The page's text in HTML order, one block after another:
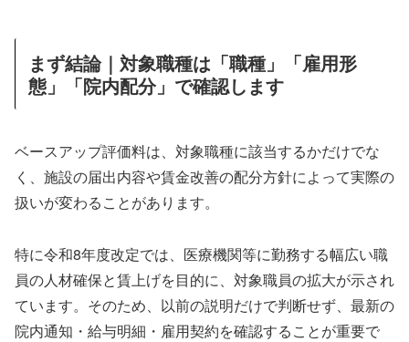
まず結論｜対象職種は「職種」「雇用形
態」「院内配分」で確認します
ベースアップ評価料は、対象職種に該当するかだけでな
く、施設の届出内容や賃金改善の配分方針によって実際の
扱いが変わることがあります。
特に令和8年度改定では、医療機関等に勤務する幅広い職
員の人材確保と賃上げを目的に、対象職員の拡大が示され
ています。そのため、以前の説明だけで判断せず、最新の
院内通知・給与明細・雇用契約を確認することが重要で